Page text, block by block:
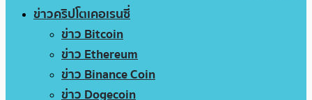
ข่าวคริปโตเคอเรนซี่
ข่าว Bitcoin
ข่าว Ethereum
ข่าว Binance Coin
ข่าว Dogecoin